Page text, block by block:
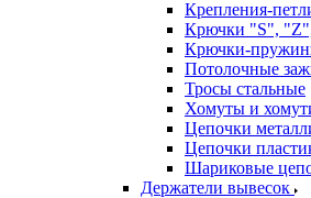
Крепления-
Крючки "S",
Крючки-
Потолочные
Тросы стальные
Хомуты и
Цепочки
Цепочки
Шариковые
Держатели вывесок